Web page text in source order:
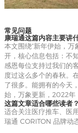
常见问题
康瑞通这篇内容主要讲
本文围绕“新年伊始，
开，核心信息包括：不
感恩每位支持过我们的
度过这么多个的春秋。
了很多。能拥有的今天
始，万象更新，2022年
这篇文章适合哪些读者？
适合关注医疗推车、医
瑞通 CORITON 品牌动